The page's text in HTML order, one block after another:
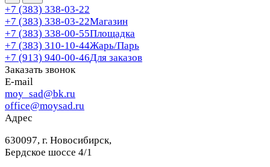
+7 (383) 338-03-22
+7 (383) 338-03-22Магазин
+7 (383) 338-00-55Площадка
+7 (383) 310-10-44Жарь/Парь
+7 (913) 940-00-46Для заказов
Заказать звонок
E-mail
moy_sad@bk.ru
office@moysad.ru
Адрес
630097, г. Новосибирск,
Бердское шоссе 4/1